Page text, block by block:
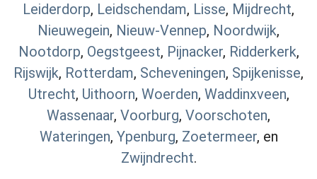
Leiderdorp, Leidschendam, Lisse, Mijdrecht,
Nieuwegein, Nieuw-Vennep, Noordwijk,
Nootdorp, Oegstgeest, Pijnacker, Ridderkerk,
Rijswijk, Rotterdam, Scheveningen, Spijkenisse,
Utrecht, Uithoorn, Woerden, Waddinxveen,
Wassenaar, Voorburg, Voorschoten,
Wateringen, Ypenburg, Zoetermeer, en
Zwijndrecht.